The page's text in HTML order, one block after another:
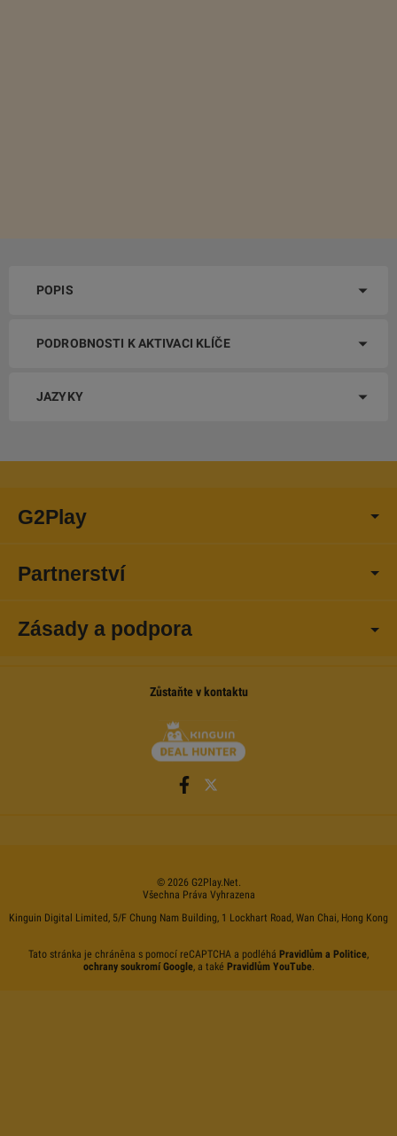
POPIS
PODROBNOSTI K AKTIVACI KLÍČE
JAZYKY
G2Play
Partnerství
Zásady a podpora
Zůstaňte v kontaktu
© 2026 G2Play.net.
Všechna Práva Vyhrazena
Kinguin Digital Limited, 5/F Chung Nam Building, 1 Lockhart Road, Wan Chai, Hong Kong
Tato stránka je chráněna s pomocí reCAPTCHA a podléhá Pravidlům a Politice,
ochrany soukromí Google, a také Pravidlům YouTube.